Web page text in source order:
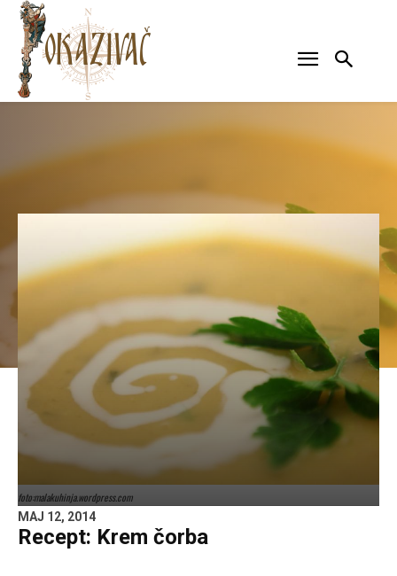
foto:malakuhinja.wordpress.com
MAJ 12, 2014
Recept: Krem čorba